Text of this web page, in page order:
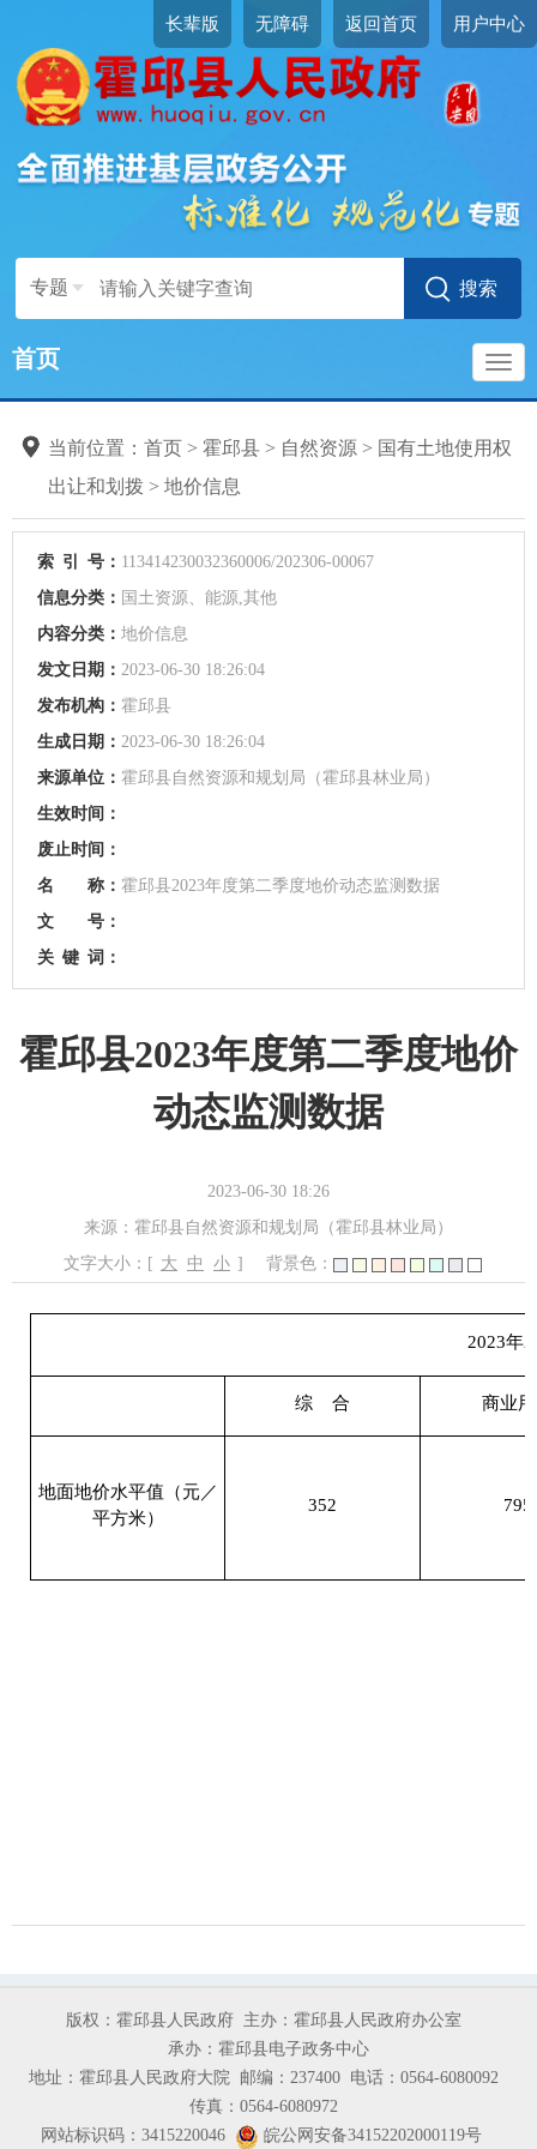
长辈版 无障碍 返回首页 用户中心
专题
首页
当前位置： 首页 > 霍邱县 > 自然资源 > 国有土地使用权
出让和划拨 > 地价信息
索 引 号： 113414230032360006/202306-00067
信息分类： 国土资源、能源,其他
内容分类： 地价信息
发文日期： 2023-06-30 18:26:04
发布机构： 霍邱县
生成日期： 2023-06-30 18:26:04
来源单位： 霍邱县自然资源和规划局（霍邱县林业局）
生效时间：
废止时间：
名 称： 霍邱县2023年度第二季度地价动态监测数据
文 号：
关 键 词：
霍邱县2023年度第二季度地价
动态监测数据
2023-06-30 18:26
来源：霍邱县自然资源和规划局（霍邱县林业局）
文字大小：[ 大 中 小 ] 背景色：
2023年
综 合 商业
地面地价水平值（元／
平方米）
352 795
版权：霍邱县人民政府 主办：霍邱县人民政府办公室
承办：霍邱县电子政务中心
地址：霍邱县人民政府大院 邮编：237400 电话：0564-6080092
传真：0564-6080972
网站标识码：3415220046
皖公网安备34152202000119号